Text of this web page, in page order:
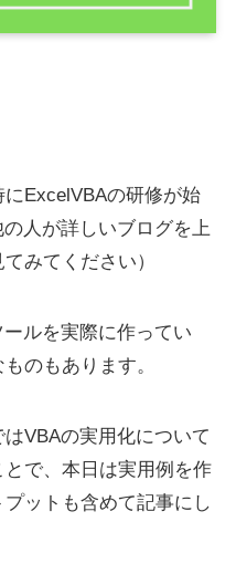
ExcelVBAの研修が始
人が詳しいブログを上
みてください）
ルを実際に作ってい
のもあります。
VBAの実用化について
で、本日は実用例を作
ットも含めて記事にし